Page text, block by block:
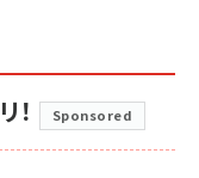
Sponsored